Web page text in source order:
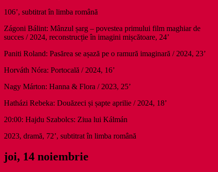
106’, subtitrat în limba română
Zágoni Bálint: Mânzul șarg – povestea primului film maghiar de
succes / 2024, reconstrucție în imagini mișcătoare, 24’
Paniti Roland: Pasărea se așază pe o ramură imaginară / 2024, 23’
Horváth Nóra: Portocală / 2024, 16’
Nagy Márton: Hanna & Flora / 2023, 25’
Hatházi Rebeka: Douăzeci și șapte aprilie / 2024, 18’
20:00: Hajdu Szabolcs: Ziua lui Kálmán
2023, dramă, 72’, subtitrat în limba română
joi, 14 noiembrie